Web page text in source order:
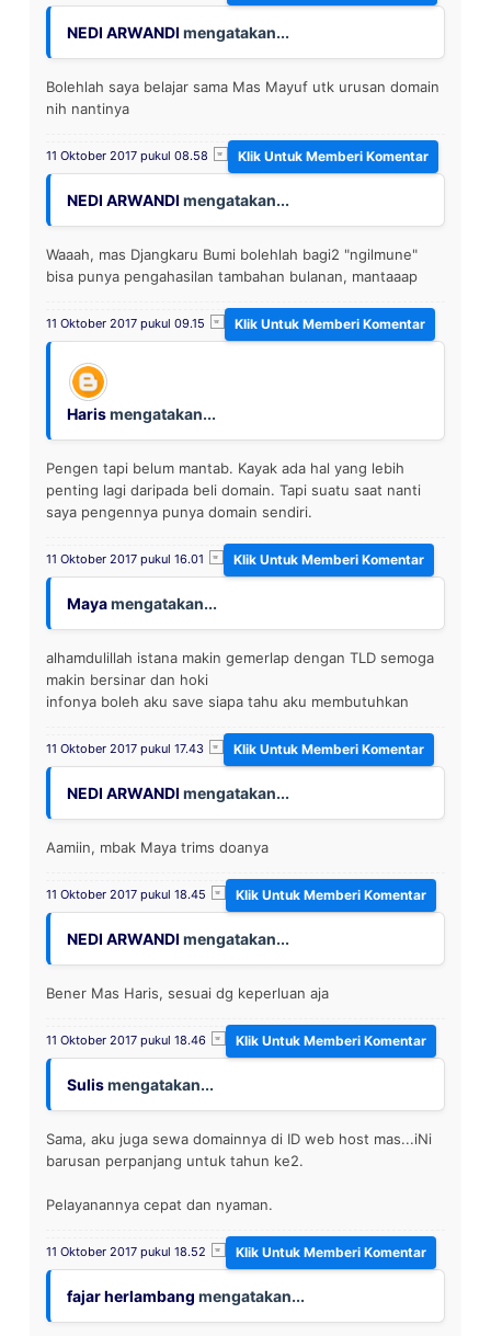
NEDI ARWANDI mengatakan...
Bolehlah saya belajar sama Mas Mayuf utk urusan domain
nih nantinya
11 Oktober 2017 pukul 08.58
NEDI ARWANDI mengatakan...
Waaah, mas Djangkaru Bumi bolehlah bagi2 "ngilmune"
bisa punya pengahasilan tambahan bulanan, mantaaap
11 Oktober 2017 pukul 09.15
Harismengatakan...
Pengen tapi belum mantab. Kayak ada hal yang lebih
penting lagi daripada beli domain. Tapi suatu saat nanti
saya pengennya punya domain sendiri.
11 Oktober 2017 pukul 16.01
Mayamengatakan...
alhamdulillah istana makin gemerlap dengan TLD semoga
makin bersinar dan hoki
infonya boleh aku save siapa tahu aku membutuhkan
11 Oktober 2017 pukul 17.43
NEDI ARWANDI mengatakan...
Aamiin, mbak Maya trims doanya
11 Oktober 2017 pukul 18.45
NEDI ARWANDI mengatakan...
Bener Mas Haris, sesuai dg keperluan aja
11 Oktober 2017 pukul 18.46
Sulismengatakan...
Sama, aku juga sewa domainnya di ID web host mas...iNi
barusan perpanjang untuk tahun ke2.
Pelayanannya cepat dan nyaman.
11 Oktober 2017 pukul 18.52
fajar herlambang mengatakan...